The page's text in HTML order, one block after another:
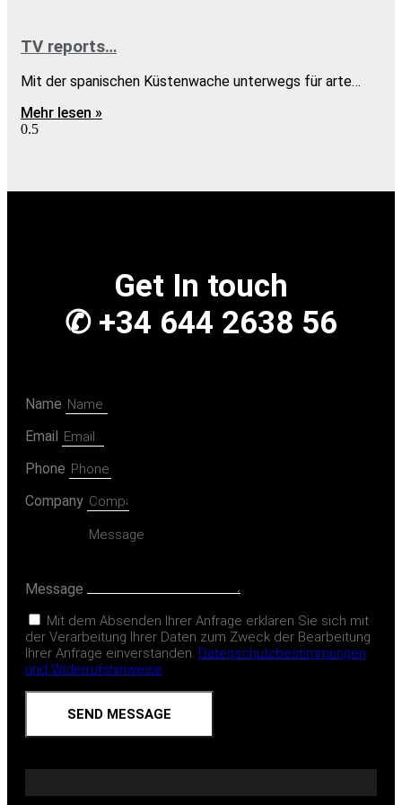
TV reports…
Mit der spanischen Küstenwache unterwegs für arte…
Mehr lesen »
Get In touch
✆ +34 644 2638 56
Name
Email
Phone
Company
Message
Mit dem Absenden Ihrer Anfrage erklären Sie sich mit
der Verarbeitung Ihrer Daten zum Zweck der Bearbeitung
Ihrer Anfrage einverstanden. Datenschutzbestimmungen
und Widerrufshinweise
SEND MESSAGE